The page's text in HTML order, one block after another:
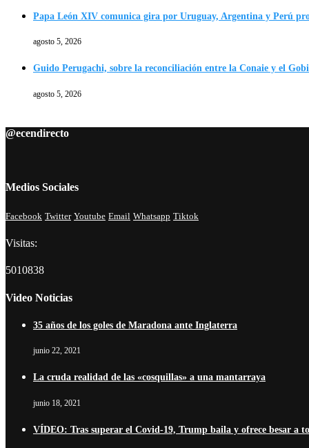
Papa León XIV comunica gira por Uruguay, Argentina y Perú
agosto 5, 2026
Guido Perugachi, sobre la reconciliación entre la Conaie y el
agosto 5, 2026
@ecendirecto
Medios Sociales
Facebook Twitter Youtube Email Whatsapp Tiktok
Visitas:
5010838
Video Noticias
35 años de los goles de Maradona ante Inglaterra
junio 22, 2021
La cruda realidad de las «cosquillas» a una mantarraya
junio 18, 2021
VÍDEO: Tras superar el Covid-19, Trump baila y ofrece besar a